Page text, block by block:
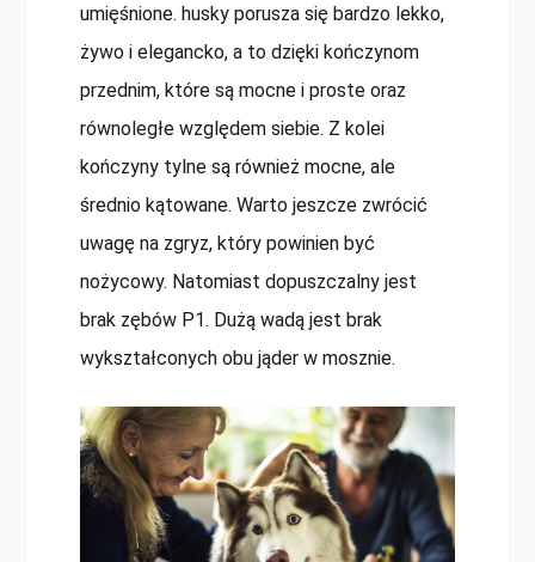
umięśnione. husky porusza się bardzo lekko,
żywo i elegancko, a to dzięki kończynom
przednim, które są mocne i proste oraz
równoległe względem siebie. Z kolei
kończyny tylne są również mocne, ale
średnio kątowane. Warto jeszcze zwrócić
uwagę na zgryz, który powinien być
nożycowy. Natomiast dopuszczalny jest
brak zębów P1. Dużą wadą jest brak
wykształconych obu jąder w mosznie.